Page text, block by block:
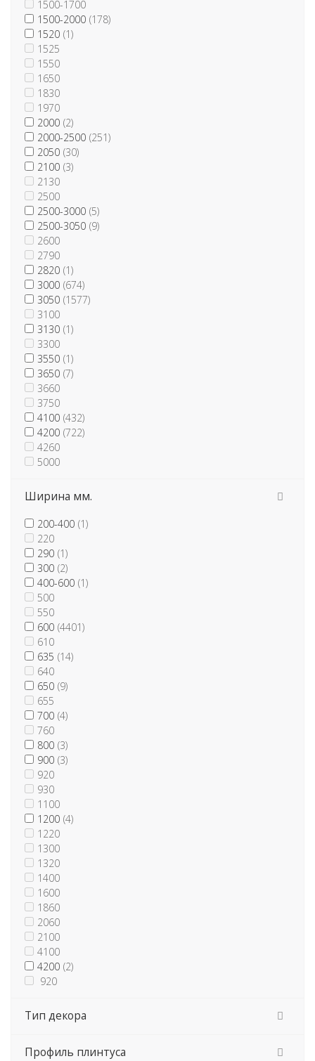
1500-1700
1500-2000 (178)
1520 (1)
1525
1550
1650
1830
1970
2000 (2)
2000-2500 (251)
2050 (30)
2100 (3)
2130
2500
2500-3000 (5)
2500-3050 (9)
2600
2790
2820 (1)
3000 (674)
3050 (1577)
3100
3130 (1)
3300
3550 (1)
3650 (7)
3660
3750
4100 (432)
4200 (722)
4260
5000
Ширина мм.
200-400 (1)
220
290 (1)
300 (2)
400-600 (1)
500
550
600 (4401)
610
635 (14)
640
650 (9)
655
700 (4)
760
800 (3)
900 (3)
920
930
1100
1200 (4)
1220
1300
1320
1400
1600
1860
2060
2100
4100
4200 (2)
920
Тип декора
Древесный
Каменный
О
Фантазийный
Профиль плинтуса
AP740
BL33
LB15 Mini
Lp
PL Egger
Premium line
Simple Line
WAP 127